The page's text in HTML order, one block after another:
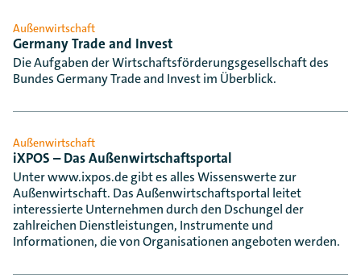
Außenwirtschaft
Germany Trade and Invest
Die Aufgaben der Wirtschaftsförderungsgesellschaft des
Bundes Germany Trade and Invest im Überblick.
Außenwirtschaft
iXPOS – Das Außenwirtschaftsportal
Unter www.ixpos.de gibt es alles Wissenswerte zur
Außenwirtschaft. Das Außenwirtschaftsportal leitet
interessierte Unternehmen durch den Dschungel der
zahlreichen Dienstleistungen, Instrumente und
Informationen, die von Organisationen angeboten werden.